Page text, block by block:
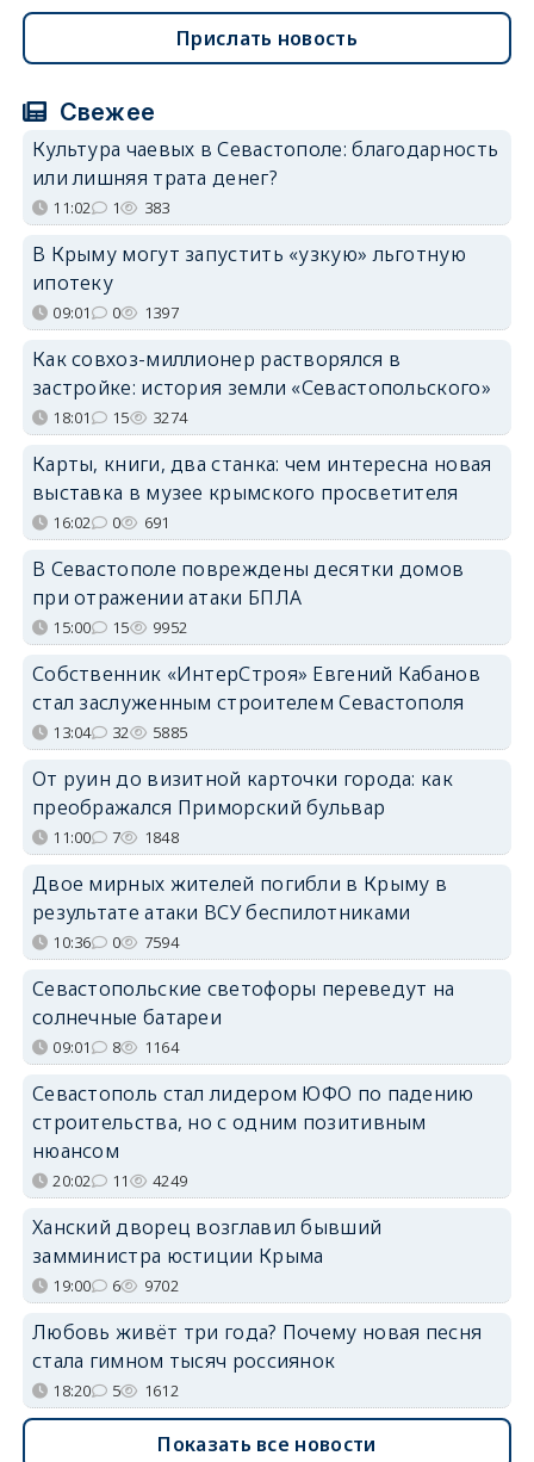
Прислать новость
Свежее
Культура чаевых в Севастополе: благодарность
или лишняя трата денег?
11:02 1 383
В Крыму могут запустить «узкую» льготную
ипотеку
09:01 0 1397
Как совхоз-миллионер растворялся в
застройке: история земли «Севастопольского»
18:01 15 3274
Карты, книги, два станка: чем интересна новая
выставка в музее крымского просветителя
16:02 0 691
В Севастополе повреждены десятки домов
при отражении атаки БПЛА
15:00 15 9952
Собственник «ИнтерСтроя» Евгений Кабанов
стал заслуженным строителем Севастополя
13:04 32 5885
От руин до визитной карточки города: как
преображался Приморский бульвар
11:00 7 1848
Двое мирных жителей погибли в Крыму в
результате атаки ВСУ беспилотниками
10:36 0 7594
Севастопольские светофоры переведут на
солнечные батареи
09:01 8 1164
Севастополь стал лидером ЮФО по падению
строительства, но с одним позитивным
нюансом
20:02 11 4249
Ханский дворец возглавил бывший
замминистра юстиции Крыма
19:00 6 9702
Любовь живёт три года? Почему новая песня
стала гимном тысяч россиянок
18:20 5 1612
Показать все новости